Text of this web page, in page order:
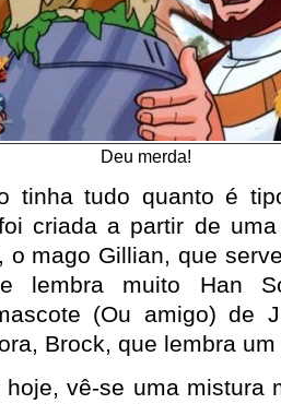
Deu merda!
tinha tudo quanto é
criada a partir de
o mago Gillian, que
lembra muito Han
(Ou amigo) de
Brock, que lembra
vê-se uma mistura